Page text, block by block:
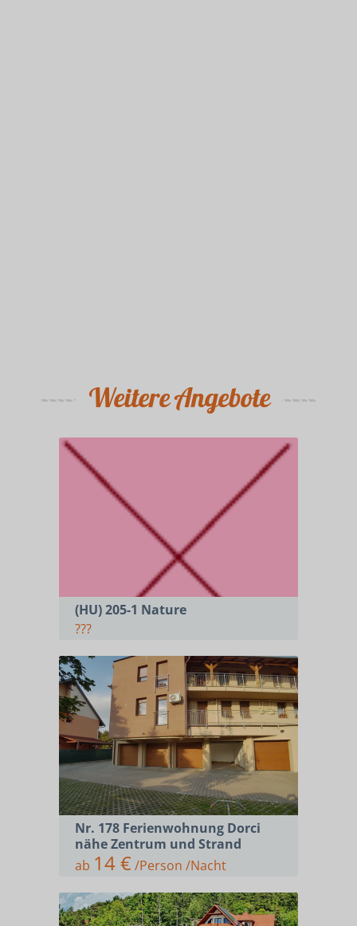
Weitere Angebote
(HU) 205-1 Nature
???
Nr. 178 Ferienwohnung Dorci
nähe Zentrum und Strand
ab 14 €/Person /Nacht